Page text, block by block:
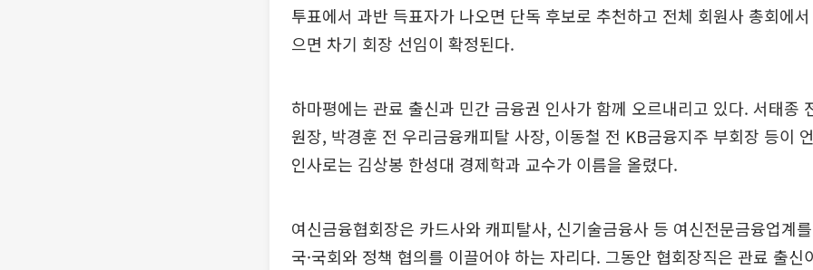
투표에서 과반 득표자가 나오면 단독 후보로 추천하고 전체 회원사 총회에
으면 차기 회장 선임이 확정된다.
하마평에는 관료 출신과 민간 금융권 인사가 함께 오르내리고 있다. 서태종
원장, 박경훈 전 우리금융캐피탈 사장, 이동철 전 KB금융지주 부회장 등이
인사로는 김상봉 한성대 경제학과 교수가 이름을 올렸다.
여신금융협회장은 카드사와 캐피탈사, 신기술금융사 등 여신전문금융업계
국·국회와 정책 협의를 이끌어야 하는 자리다. 그동안 협회장직은 관료 출신